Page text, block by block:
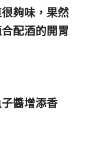
夠味，果然
配酒的開胃
醬增添香